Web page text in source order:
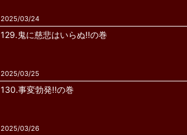
2025/03/24
129.鬼に慈悲はいらぬ!!の巻
2025/03/25
130.事変勃発!!の巻
2025/03/26